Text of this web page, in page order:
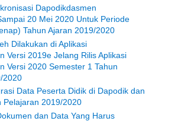
Dapodikdasmen
20 Mei 2020 Untuk Periode
Tahun Ajaran 2019/2020
Dilakukan di Aplikasi
Versi 2019e Jelang Rilis Aplikasi
Versi 2020 Semester 1 Tahun
2020
Data Peserta Didik di Dapodik dan
Pelajaran 2019/2020
dan Data Yang Harus